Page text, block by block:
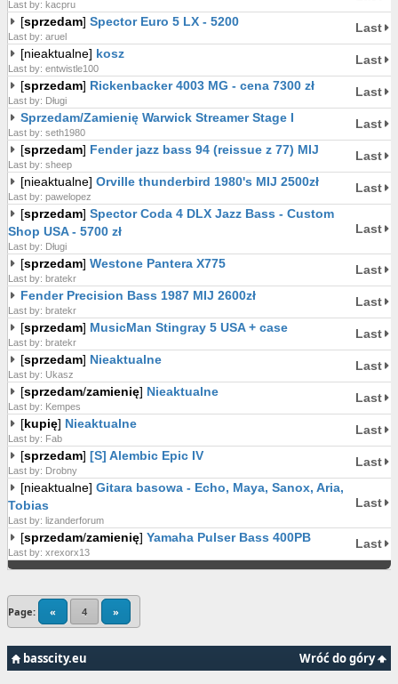
Last by: kacpru
[sprzedam] Spector Euro 5 LX - 5200
Last by: aruel
Last
[nieaktualne] kosz
Last by: entwistle100
Last
[sprzedam] Rickenbacker 4003 MG - cena 7300 zł
Last by: Długi
Last
Sprzedam/Zamienię Warwick Streamer Stage I
Last by: seth1980
Last
[sprzedam] Fender jazz bass 94 (reissue z 77) MIJ
Last by: sheep
Last
[nieaktualne] Orville thunderbird 1980's MIJ 2500zł
Last by: pawelopez
Last
[sprzedam] Spector Coda 4 DLX Jazz Bass - Custom
Shop USA - 5700 zł
Last by: Długi
Last
[sprzedam] Westone Pantera X775
Last by: bratekr
Last
Fender Precision Bass 1987 MIJ 2600zł
Last by: bratekr
Last
[sprzedam] MusicMan Stingray 5 USA + case
Last by: bratekr
Last
[sprzedam] Nieaktualne
Last by: Ukasz
Last
[sprzedam/zamienię] Nieaktualne
Last by: Kempes
Last
[kupię] Nieaktualne
Last by: Fab
Last
[sprzedam] [S] Alembic Epic IV
Last by: Drobny
Last
[nieaktualne] Gitara basowa - Echo, Maya, Sanox, Aria,
Tobias
Last by: lizanderforum
Last
[sprzedam/zamienię] Yamaha Pulser Bass 400PB
Last by: xrexorx13
Last
Page: « 4 »
Wróć do góry
basscity.eu